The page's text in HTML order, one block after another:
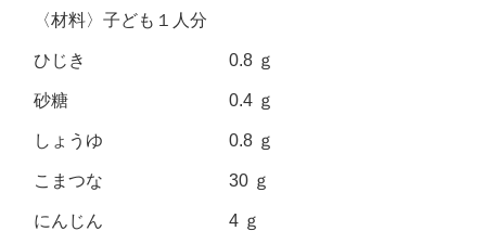
〈材料〉子ども１人分
ひじき 0.8 ｇ
砂糖 0.4 ｇ
しょうゆ 0.8 ｇ
こまつな 30 ｇ
にんじん 4 ｇ